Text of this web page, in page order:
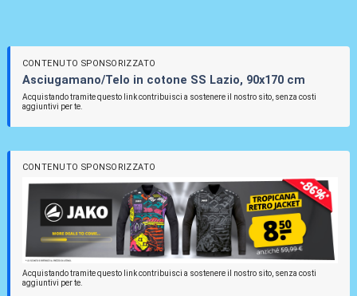
CONTENUTO SPONSORIZZATO
Asciugamano/Telo in cotone SS Lazio, 90x170 cm
Acquistando tramite questo link contribuisci a sostenere il nostro sito, senza costi
aggiuntivi per te.
CONTENUTO SPONSORIZZATO
Acquistando tramite questo link contribuisci a sostenere il nostro sito, senza costi
aggiuntivi per te.